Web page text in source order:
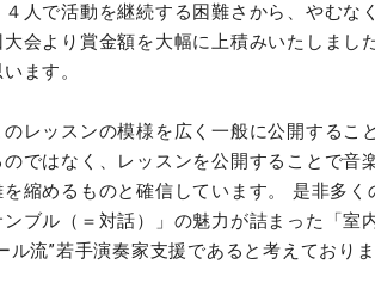
人で活動を継続する困難さから、やむ
会より賞金額を大幅に上積みいたしま
ます。
のレッスンの模様を広く一般に公開する
ではなく、レッスンを公開することで音
縮めるものと確信しています。 是非多
ンブル（＝対話）」の魅力が詰まった「
ル流”若手演奏家支援であると考えておりま